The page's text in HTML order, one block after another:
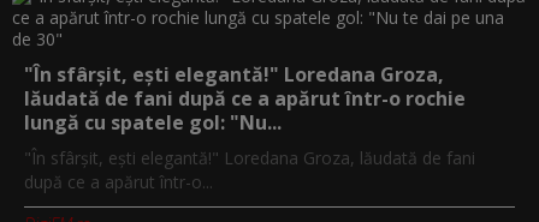
"În sfârșit, ești elegantă!" Loredana Groza,
lăudată de fani după ce a apărut într-o rochie
lungă cu spatele gol: "Nu...
"În sfârșit, ești elegantă!" Loredana Groza, lăudată de fani
după ce a apărut într-o...